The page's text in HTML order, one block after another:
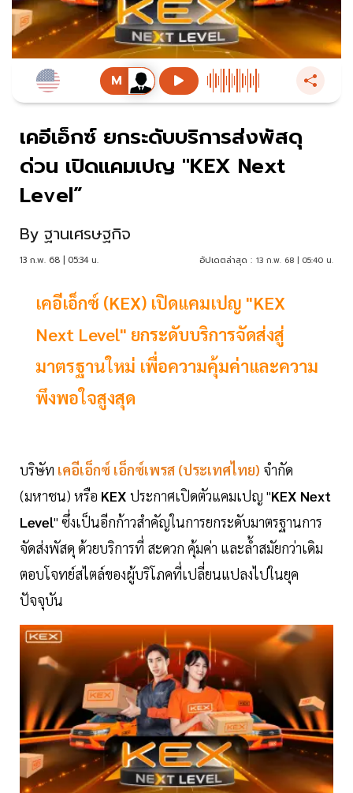
เคอีเอ็กซ์ ยกระดับบริการส่งพัสดุ
ด่วน เปิดแคมเปญ "KEX Next
Level”
By ฐานเศรษฐกิจ
13 ก.พ. 68 | 05:34 น. อัปเดตล่าสุด : 13 ก.พ. 68 | 05:40 น.
เคอีเอ็กซ์ (KEX) เปิดแคมเปญ "KEX
Next Level" ยกระดับบริการจัดส่งสู่
มาตรฐานใหม่ เพื่อความคุ้มค่าและความ
พึงพอใจสูงสุด
บริษัท เคอีเอ็กซ์ เอ็กซ์เพรส (ประเทศไทย) จำกัด
(มหาชน) หรือ KEX ประกาศเปิดตัวแคมเปญ "KEX Next
Level" ซึ่งเป็นอีกก้าวสำคัญในการยกระดับมาตรฐานการ
จัดส่งพัสดุ ด้วยบริการที่ สะดวก คุ้มค่า และล้ำสมัยกว่าเดิม
ตอบโจทย์สไตล์ของผู้บริโภคที่เปลี่ยนแปลงไปในยุค
ปัจจุบัน